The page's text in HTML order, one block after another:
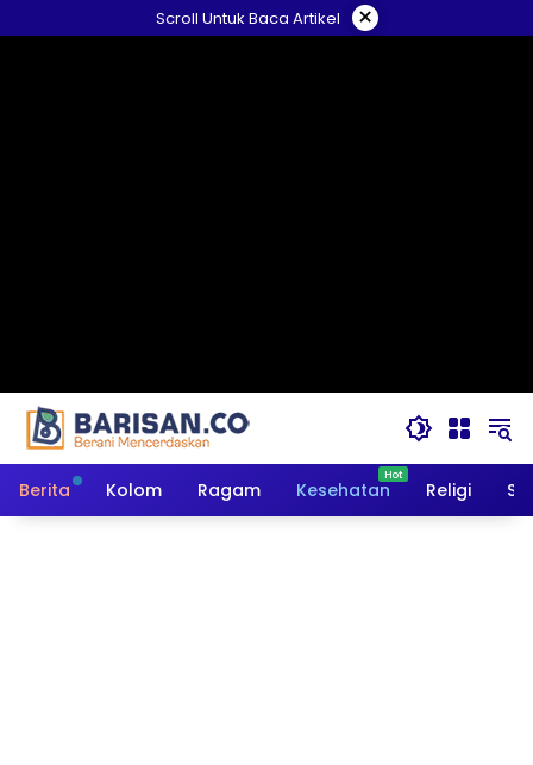
ke
Scroll Untuk Baca Artikel ×
Berita Kolom Ragam Kesehatan Religi